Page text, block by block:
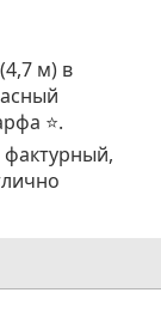
(4,7 м) в
⭐.
фактурный,